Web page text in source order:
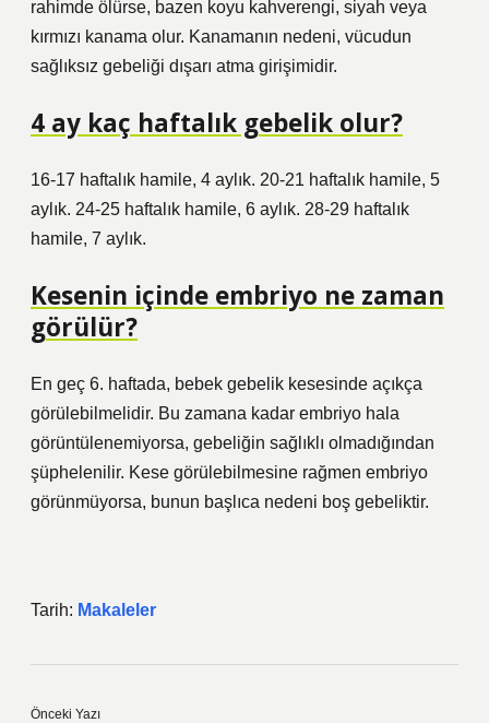
rahimde ölürse, bazen koyu kahverengi, siyah veya
kırmızı kanama olur. Kanamanın nedeni, vücudun
sağlıksız gebeliği dışarı atma girişimidir.
4 ay kaç haftalık gebelik olur?
16-17 haftalık hamile, 4 aylık. 20-21 haftalık hamile, 5
aylık. 24-25 haftalık hamile, 6 aylık. 28-29 haftalık
hamile, 7 aylık.
Kesenin içinde embriyo ne zaman
görülür?
En geç 6. haftada, bebek gebelik kesesinde açıkça
görülebilmelidir. Bu zamana kadar embriyo hala
görüntülenemiyorsa, gebeliğin sağlıklı olmadığından
şüphelenilir. Kese görülebilmesine rağmen embriyo
görünmüyorsa, bunun başlıca nedeni boş gebeliktir.
Tarih: Makaleler
Önceki Yazı